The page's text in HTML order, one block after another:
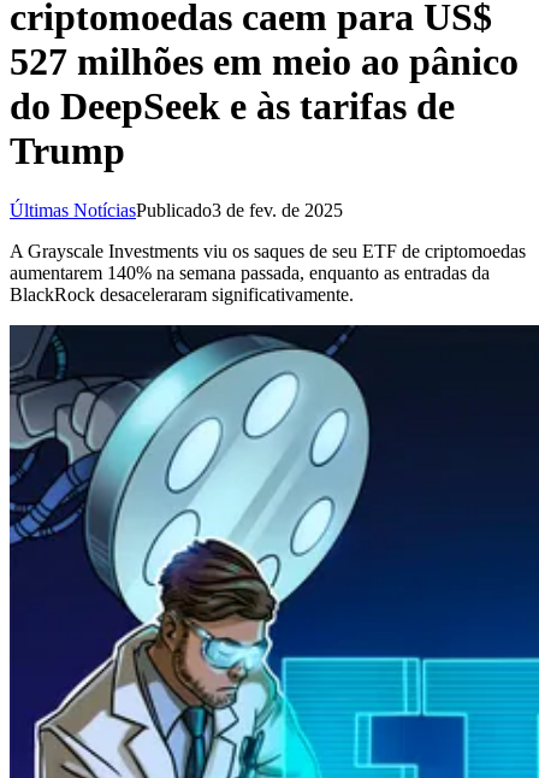
criptomoedas caem para US$
527 milhões em meio ao pânico
do DeepSeek e às tarifas de
Trump
Últimas NotíciasPublicado3 de fev. de 2025
A Grayscale Investments viu os saques de seu ETF de criptomoedas
aumentarem 140% na semana passada, enquanto as entradas da
BlackRock desaceleraram significativamente.